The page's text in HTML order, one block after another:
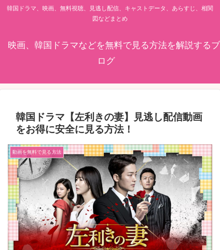
韓国ドラマ、映画、無料視聴、見逃し配信、キャストデータ、あらすじ、相関
図などまとめ
映画、韓国ドラマなどを無料で見る方法を解説するブ
ログ
韓国ドラマ【左利きの妻】見逃し配信動画
をお得に安全に見る方法！
動画を無料で見る方法